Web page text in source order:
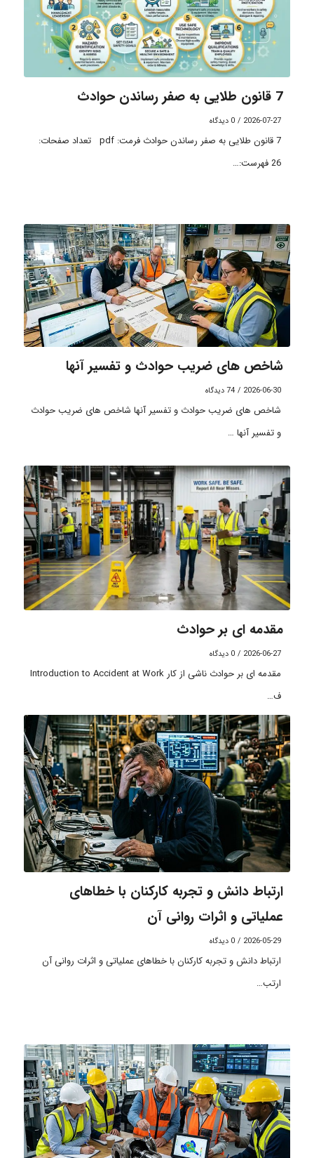
7 قانون طلایی به صفر رساندن حوادث
2026-07-27
/ 0 دیدگاه
7 قانون طلایی به صفر رساندن حوادث فرمت: pdf تعداد صفحات:
26 فهرست:…
شاخص های ضریب حوادث و تفسیر آنها
2026-06-30
/ 74 دیدگاه
شاخص های ضریب حوادث و تفسیر آنها شاخص های ضریب حوادث
و تفسیر آنها …
مقدمه ای بر حوادث
2026-06-27
/ 0 دیدگاه
مقدمه ای بر حوادث ناشی از کار Introduction to Accident at Work
ف…
ارتباط دانش و تجربه کارکنان با خطاهای
عملیاتی و اثرات روانی آن
2026-05-29
/ 0 دیدگاه
ارتباط دانش و تجربه کارکنان با خطاهای عملیاتی و اثرات روانی آن
ارتب…